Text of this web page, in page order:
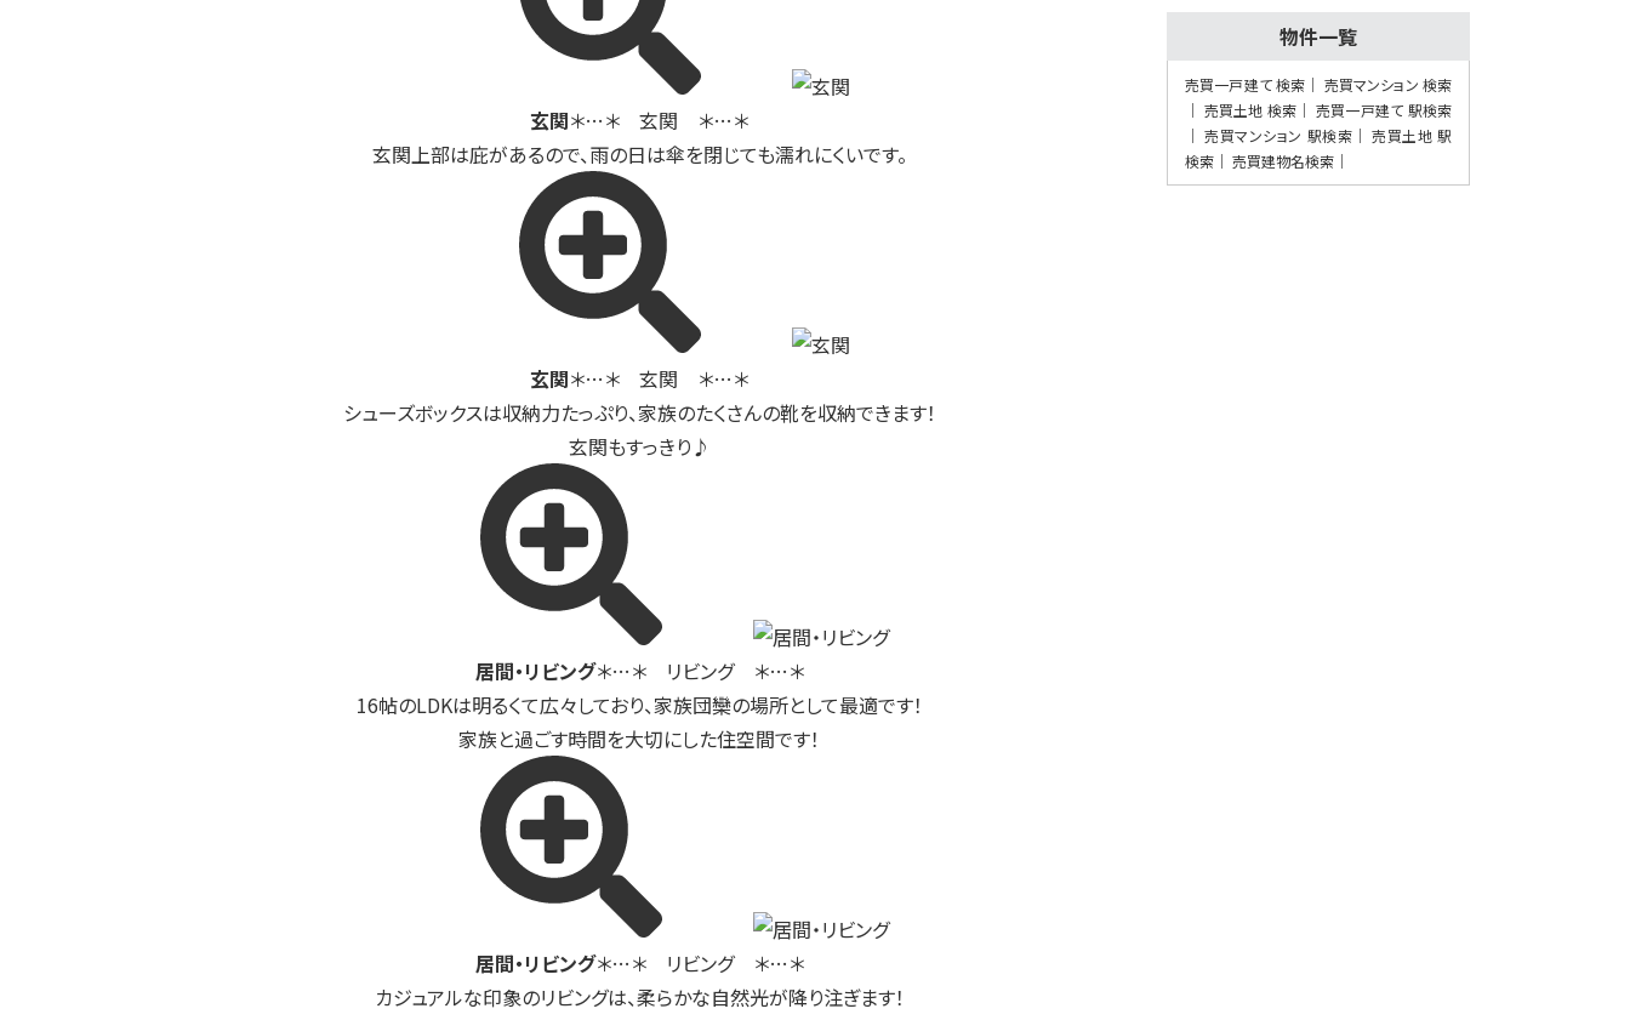
玄関＊…＊ 玄関 ＊…＊
玄関上部は庇があるので、雨の日は傘を閉じても濡れにくいです。
玄関＊…＊ 玄関 ＊…＊
シューズボックスは収納力たっぷり、家族のたくさんの靴を収納できます！
玄関もすっきり♪
居間・リビング＊…＊ リビング ＊…＊
16帖のLDKは明るくて広々しており、家族団欒の場所として最適です！
家族と過ごす時間を大切にした住空間です！
居間・リビング＊…＊ リビング ＊…＊
カジュアルな印象のリビングは、柔らかな自然光が降り注ぎます！
4ＳＬＤＫ
健軍町駅
歩12分
5万円プレゼント実施中〈家電家具何でも
物件一覧
売買一戸建て 検索
売買マンション 検索
売買土地 検索
売買一戸建て 駅検索
売買マンション 駅検索
売買土地 駅
検索
売買建物名検索